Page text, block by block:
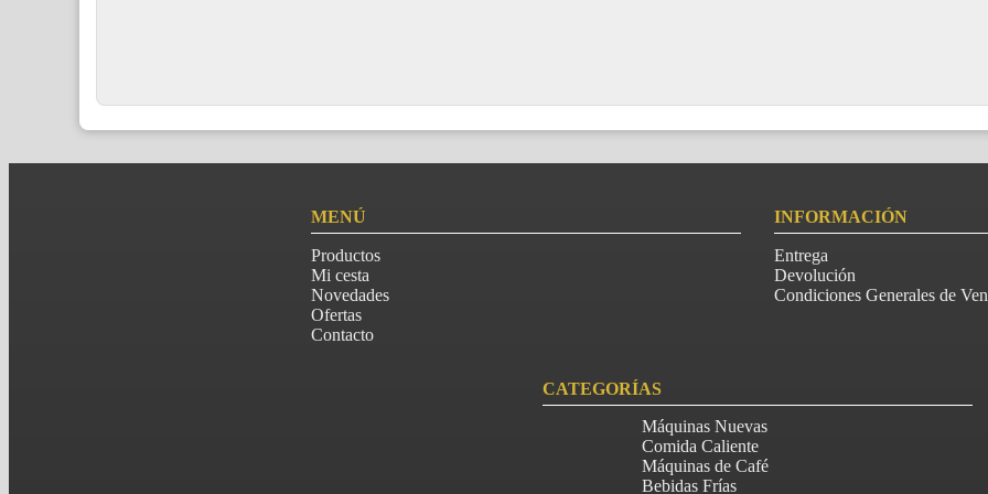
MENÚ
Productos
Mi cesta
Novedades
Ofertas
Contacto
INFORMACIÓN
Entrega
Devolución
Condiciones Generales de
CATEGORÍAS
Máquinas Nuevas
Comida Caliente
Máquinas de Café
Bebidas Frías